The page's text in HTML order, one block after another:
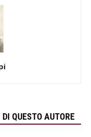
DI QUESTO AUTORE